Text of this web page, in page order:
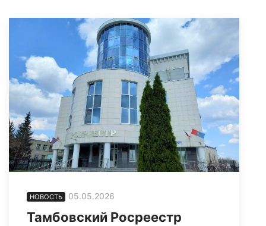
НОВОСТЬ 05.05.2026
Тамбовский Росреестр